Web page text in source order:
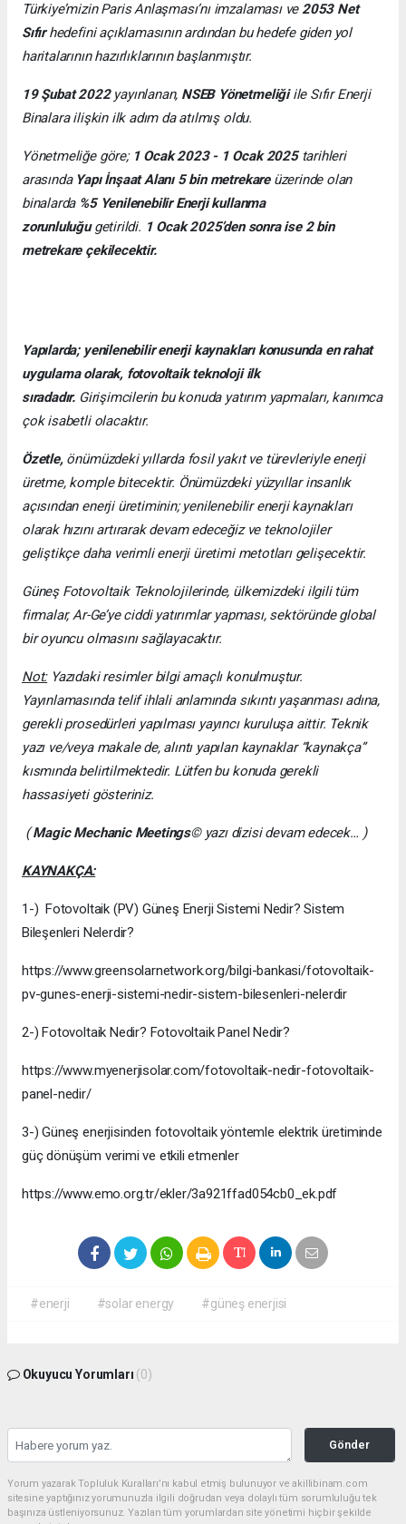
Türkiye’mizin Paris Anlaşması’nı imzalaması ve2053 Net
Sıfırhedefini açıklamasının ardından bu hedefe giden yol
haritalarının hazırlıklarının başlanmıştır.
19 Şubat 2022 yayınlanan, NSEB Yönetmeliğiile Sıfır Enerji
Binalara ilişkin ilk adım da atılmış oldu.
Yönetmeliğe göre; 1 Ocak 2023 - 1 Ocak 2025 tarihleri
arasında Yapı İnşaat Alanı 5 bin metrekare üzerinde olan
binalarda%5 Yenilenebilir Enerji kullanma
zorunluluğugetirildi. 1 Ocak 2025’den sonra ise 2 bin
metrekare çekilecektir.
Yapılarda; yenilenebilir enerji kaynakları konusunda en rahat
uygulama olarak, fotovoltaik teknoloji ilk
sıradadır. Girişimcilerin bu konuda yatırım yapmaları, kanımca
çok isabetli olacaktır.
Özetle,önümüzdeki yıllarda fosil yakıt ve türevleriyle enerji
üretme, komple bitecektir. Önümüzdeki yüzyıllar insanlık
açısından enerji üretiminin; yenilenebilir enerji kaynakları
olarak hızını artırarak devam edeceğiz ve teknolojiler
geliştikçe daha verimli enerji üretimi metotları gelişecektir.
Güneş Fotovoltaik Teknolojilerinde, ülkemizdeki ilgili tüm
firmalar, Ar-Ge’ye ciddi yatırımlar yapması, sektöründe global
bir oyuncu olmasını sağlayacaktır.
Not:Yazıdaki resimler bilgi amaçlı konulmuştur.
Yayınlamasında telif ihlali anlamında sıkıntı yaşanması adına,
gerekli prosedürleri yapılması yayıncı kuruluşa aittir. Teknik
yazı ve/veya makale de, alıntı yapılan kaynaklar “kaynakça”
kısmında belirtilmektedir. Lütfen bu konuda gerekli
hassasiyeti gösteriniz.
(Magic Mechanic Meetings© yazı dizisi devam edecek… )
KAYNAKÇA:
1-) Fotovoltaik (PV) Güneş Enerji Sistemi Nedir? Sistem
Bileşenleri Nelerdir?
https://www.greensolarnetwork.org/bilgi-bankasi/fotovoltaik-
pv-gunes-enerji-sistemi-nedir-sistem-bilesenleri-nelerdir
2-) Fotovoltaik Nedir? Fotovoltaik Panel Nedir?
https://www.myenerjisolar.com/fotovoltaik-nedir-fotovoltaik-
panel-nedir/
3-) Güneş enerjisinden fotovoltaik yöntemle elektrik üretiminde
güç dönüşüm verimi ve etkili etmenler
https://www.emo.org.tr/ekler/3a921ffad054cb0_ek.pdf
#enerji #solar energy #güneş enerjisi
Okuyucu Yorumları (0)
Gönder
Yorum yazarak Topluluk Kuralları’nı kabul etmiş bulunuyor ve akillibinam.com
sitesine yaptığınız yorumunuzla ilgili doğrudan veya dolaylı tüm sorumluluğu tek
başınıza üstleniyorsunuz. Yazılan tüm yorumlardan site yönetimi hiçbir şekilde